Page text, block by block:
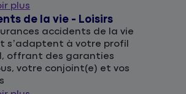
plus
de la vie - Loisirs
accidents de la vie
s’adaptent à votre profil
offrant des garanties
votre conjoint(e) et vos